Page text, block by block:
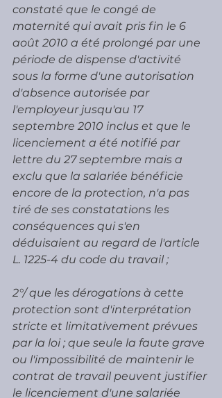
constaté que le congé de
maternité qui avait pris fin le 6
août 2010 a été prolongé par une
période de dispense d'activité
sous la forme d'une autorisation
d'absence autorisée par
l'employeur jusqu'au 17
septembre 2010 inclus et que le
licenciement a été notifié par
lettre du 27 septembre mais a
exclu que la salariée bénéficie
encore de la protection, n'a pas
tiré de ses constatations les
conséquences qui s'en
déduisaient au regard de l'article
L. 1225-4 du code du travail ;
2°/ que les dérogations à cette
protection sont d'interprétation
stricte et limitativement prévues
par la loi ; que seule la faute grave
ou l'impossibilité de maintenir le
contrat de travail peuvent justifier
le licenciement d'une salariée